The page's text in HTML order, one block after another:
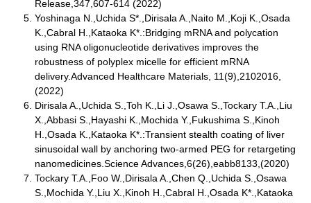
Release,347,607-614 (2022)
Yoshinaga N.,Uchida S*.,Dirisala A.,Naito M.,Koji K.,Osada
K.,Cabral H.,Kataoka K*.:Bridging mRNA and polycation
using RNA oligonucleotide derivatives improves the
robustness of polyplex micelle for efficient mRNA
delivery.Advanced Healthcare Materials, 11(9),2102016,
(2022)
Dirisala A.,Uchida S.,Toh K.,Li J.,Osawa S.,Tockary T.A.,Liu
X.,Abbasi S.,Hayashi K.,Mochida Y.,Fukushima S.,Kinoh
H.,Osada K.,Kataoka K*.:Transient stealth coating of liver
sinusoidal wall by anchoring two-armed PEG for retargeting
nanomedicines.Science Advances,6(26),eabb8133,(2020)
Tockary T.A.,Foo W.,Dirisala A.,Chen Q.,Uchida S.,Osawa
S.,Mochida Y.,Liu X.,Kinoh H.,Cabral H.,Osada K*.,Kataoka